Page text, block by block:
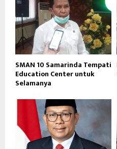
SMAN 10 Samarinda Tempati
Education Center untuk
Selamanya